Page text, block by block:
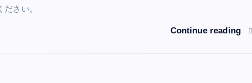
ださい。
Continue reading